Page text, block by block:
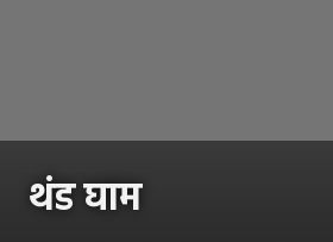
थंड घाम